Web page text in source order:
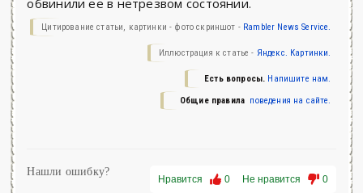
Цитирование статьи, картинки - фото скриншот - Rambler News Service.
Иллюстрация к статье - Яндекс. Картинки.
Есть вопросы. Напишите нам.
Общие правила поведения на сайте.
Нравится 0 Не нравится 0
Нашли ошибку?